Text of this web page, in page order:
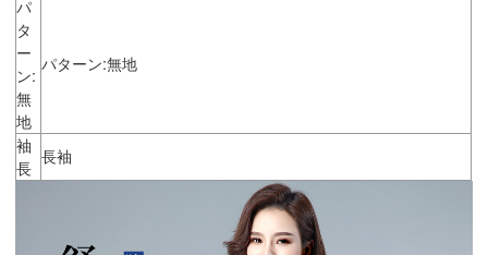
パ
タ
ー
ン:
無
地
パターン:無地
袖
長
長袖